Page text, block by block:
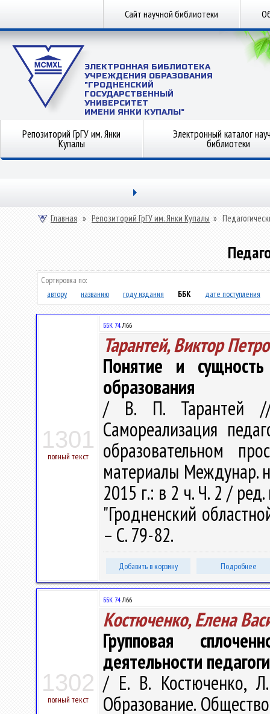
Сайт научной библиотеки
ЭЛЕКТРОННАЯ БИБЛИОТЕКА
УЧРЕЖДЕНИЯ ОБРАЗОВАНИЯ
"ГРОДНЕНСКИЙ
ГОСУДАРСТВЕННЫЙ
УНИВЕРСИТЕТ
ИМЕНИ ЯНКИ КУПАЛЫ"
Репозиторий ГрГУ им. Янки
Купалы
Электронный каталог
библиотеки
Главная » Репозиторий ГрГУ им. Янки Купалы »
Сортировка по:
автору
названию году издания ББК дате поступления
1301
полный текст
ББК 74.Л66
Тарантей, Виктор
Понятие и сущность
образования
/ В. П. Тарантей //
Самореализация
образовательном
материалы Междунар.
2015 г.: в 2 ч. Ч. 2 /
"Гродненский
– С. 79-82.
Добавить в корзину Подробнее
1302
полный текст
ББК 74.Л66
Костюченко, Елена
Групповая
деятельности
/ Е. В. Костюченко,
Образование.